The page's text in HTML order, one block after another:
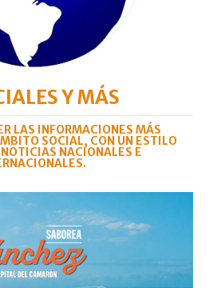
Y MÁS
LAS INFORMACIONES MÁS
SOCIAL, CON UN ESTILO
NACIONALES E